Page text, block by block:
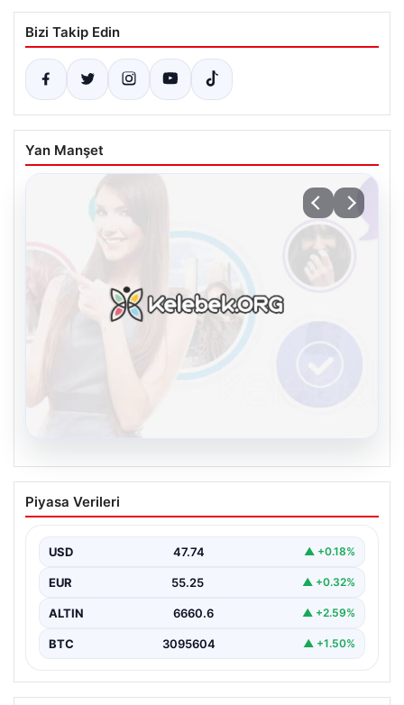
Bizi Takip Edin
Yan Manşet
Kelebek.Org İle Sanal İletişimin Güvenli
Adresi Ve Sohbet Deneyimi
sağlaması kritik bir önem taşımaktadır. Güncel olarak…
Piyasa Verileri
USD 47.74 ▲ +0.18%
EUR 55.25 ▲ +0.32%
ALTIN 6660.6 ▲ +2.59%
BTC 3095604 ▲ +1.50%